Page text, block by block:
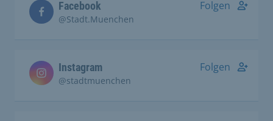
Facebook
@Stadt.Muenchen
Folgen
Instagram
@stadtmuenchen
Folgen